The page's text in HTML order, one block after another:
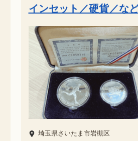
インセット／硬貨／な
埼玉県さいたま市岩槻区